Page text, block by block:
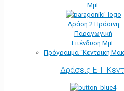
ΜμΕ
Δράση 2 Πράσινη
Παραγωγική
Επένδυση ΜμΕ
Πρόγραμμα “Κεντρική
Δράσεις ΕΠ